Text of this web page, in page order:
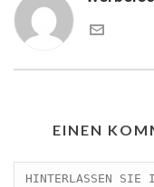
EINEN